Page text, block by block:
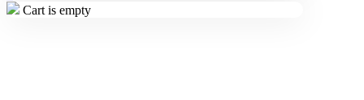
Cart is empty